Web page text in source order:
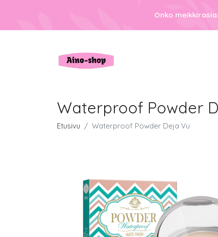
Onko
Waterproof Powder
Etusivu Waterproof Powder Deja Vu